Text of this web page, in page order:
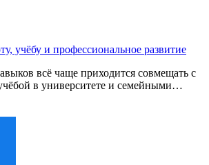
учёбу и профессиональное развитие
всё чаще приходится совмещать с
в университете и семейными…